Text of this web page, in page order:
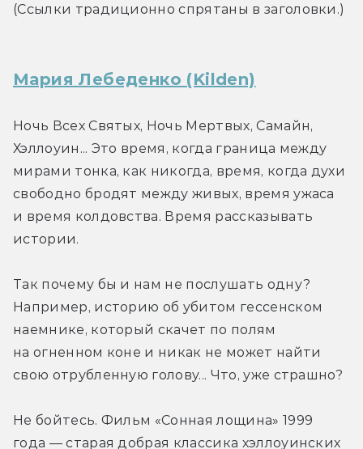
(Ссылки традиционно спрятаны в заголовки.)
Мария Лебеденко (Kilden)
Ночь Всех Святых, Ночь Мертвых, Самайн,
Хэллоуин... Это время, когда граница между
мирами тонка, как никогда, время, когда духи
свободно бродят между живых, время ужаса
и время колдовства. Время рассказывать
истории.
Так почему бы и нам не послушать одну?
Например, историю об убитом гессенском
наемнике, который скачет по полям
на огненном коне и никак не может найти
свою отрубленную голову... Что, уже страшно?
Не бойтесь. Фильм «Сонная лощина» 1999
года — старая добрая классика хэллоуинских